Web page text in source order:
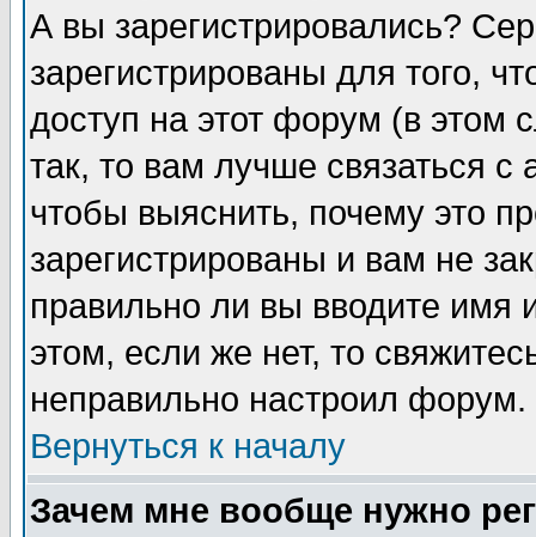
А вы зарегистрировались?
зарегистрированы для того,
доступ на этот форум (в этом
так, то вам лучше связаться
чтобы выяснить, почему это
зарегистрированы и вам не
правильно ли вы вводите
этом, если же нет, то
неправильно настроил форум.
Вернуться к началу
Зачем мне вообще нужно